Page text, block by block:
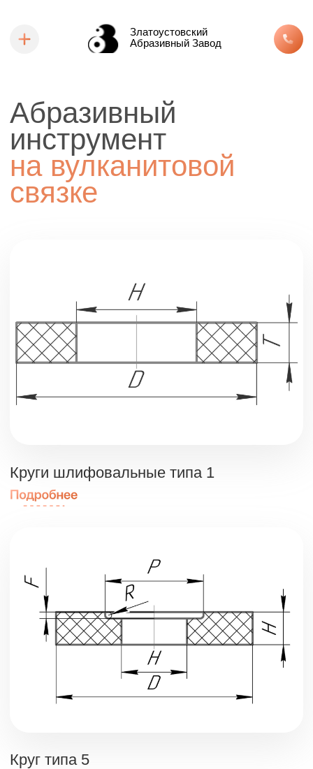
Златоустовский
Абразивный Завод
Круги шлифовальные типа 1
инструмент
на вулканитовой
связке